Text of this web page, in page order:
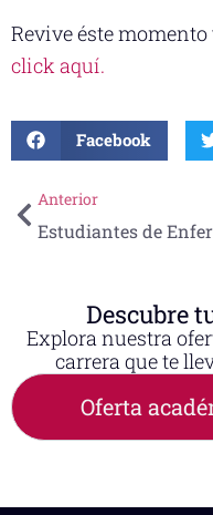
Revive éste
click aquí.
Facebook
Anterior
Descubre
Explora nuestra
carrera que te
Oferta